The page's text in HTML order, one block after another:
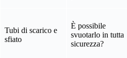
Tubi di scarico e
sfiato
È possibile
svuotarlo in tutta
sicurezza?